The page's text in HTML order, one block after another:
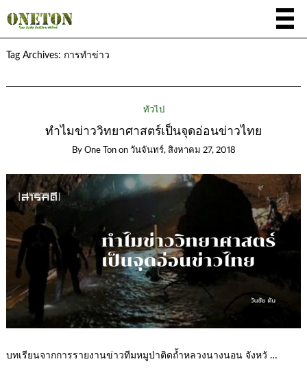
Tag Archives: การทำข่าว
ทั่วไป
ทำไมข่าววิทยาศาสตร์เป็นจุดอ่อนข่าวไทย
By One Ton on วันจันทร์, สิงหาคม 27, 2018
บทเรียนจากการรายงานข่าวทีมหมูป่าติดถ้ำหลวงนางนอน จังหวั …